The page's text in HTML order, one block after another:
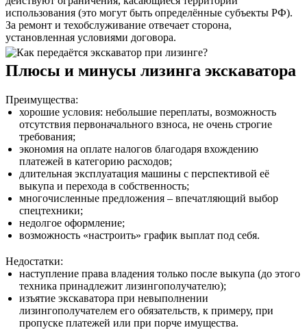
использования (это могут быть определённые субъекты РФ).
За ремонт и техобслуживание отвечает сторона,
установленная условиями договора.
Плюсы и минусы лизинга экскаватора
Преимущества:
хорошие условия: небольшие переплаты, возможность
отсутствия первоначального взноса, не очень строгие
требования;
экономия на оплате налогов благодаря вхождению
платежей в категорию расходов;
длительная эксплуатация машины с перспективой её
выкупа и перехода в собственность;
многочисленные предложения – впечатляющий выбор
спецтехники;
недолгое оформление;
возможность «настроить» график выплат под себя.
Недостатки:
наступление права владения только после выкупа (до этого
техника принадлежит лизингополучателю);
изъятие экскаватора при невыполнении
лизингополучателем его обязательств, к примеру, при
пропуске платежей или при порче имущества.